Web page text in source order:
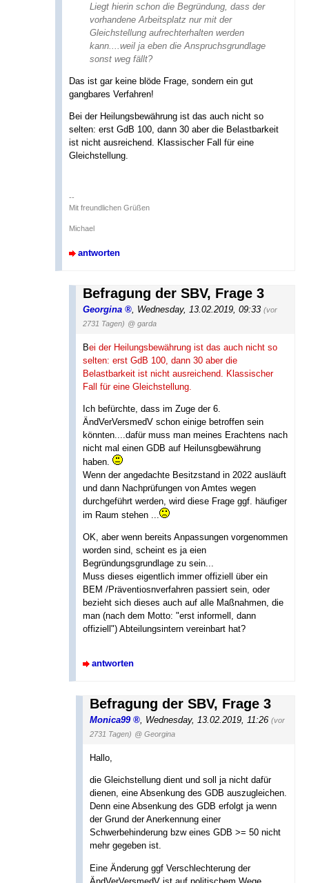
Liegt hierin schon die Begründung, dass der
vorhandene Arbeitsplatz nur mit der
Gleichstellung aufrechterhalten werden
kann....weil ja eben die Anspruchsgrundlage
sonst weg fällt?
Das ist gar keine blöde Frage, sondern ein gut
gangbares Verfahren!
Bei der Heilungsbewährung ist das auch nicht so
selten: erst GdB 100, dann 30 aber die Belastbarkeit
ist nicht ausreichend. Klassischer Fall für eine
Gleichstellung.
--
Mit freundlichen Grüßen
Michael
antworten
Befragung der SBV, Frage 3
Georgina Wednesday, 13.02.2019, 09:33 (vor
2731 Tagen) @ garda
Bei der Heilungsbewährung ist das auch nicht so
selten: erst GdB 100, dann 30 aber die
Belastbarkeit ist nicht ausreichend. Klassischer
Fall für eine Gleichstellung.
Ich befürchte, dass im Zuge der 6.
ÄndVerVersmedV schon einige betroffen sein
könnten....dafür muss man meines Erachtens nach
nicht mal einen GDB auf Heilunsgbewährung
haben.
Wenn der angedachte Besitzstand in 2022 ausläuft
und dann Nachprüfungen von Amtes wegen
durchgeführt werden, wird diese Frage ggf. häufiger
im Raum stehen ...
OK, aber wenn bereits Anpassungen vorgenommen
worden sind, scheint es ja eien
Begründungsgrundlage zu sein...
Muss dieses eigentlich immer offiziell über ein
BEM /Präventiosnverfahren passiert sein, oder
bezieht sich dieses auch auf alle Maßnahmen, die
man (nach dem Motto: "erst informell, dann
offiziell") Abteilungsintern vereinbart hat?
antworten
Befragung der SBV, Frage 3
Monica99 , Wednesday, 13.02.2019, 11:26 (vor
2731 Tagen) @ Georgina
Hallo,
die Gleichstellung dient und soll ja nicht dafür
dienen, eine Absenkung des GDB auszugleichen.
Denn eine Absenkung des GDB erfolgt ja wenn
der Grund der Anerkennung einer
Schwerbehinderung bzw eines GDB >= 50 nicht
mehr gegeben ist.
Eine Änderung ggf Verschlechterung der
ÄndVerVersmedV ist auf politischem Wege